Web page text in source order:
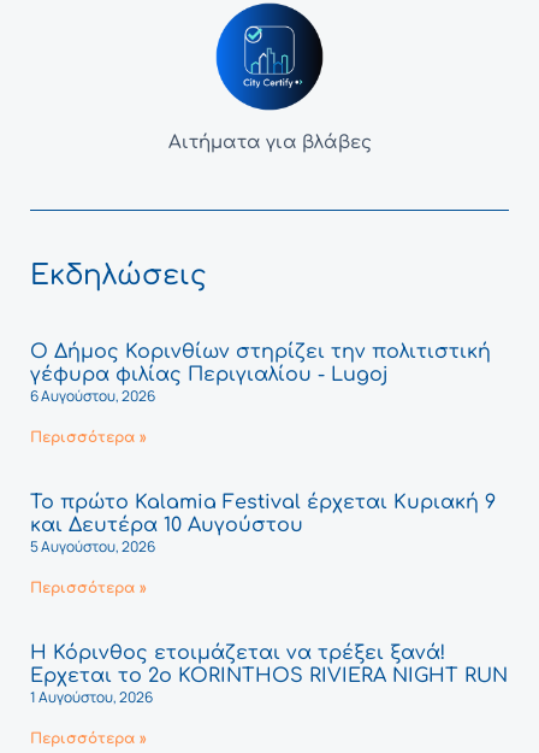
Αιτήματα για βλάβες
Εκδηλώσεις
Ο Δήμος Κορινθίων στηρίζει την πολιτιστική
γέφυρα φιλίας Περιγιαλίου - Lugoj
6 Αυγούστου, 2026
Περισσότερα »
Το πρώτο Kalamia Festival έρχεται Κυριακή 9
και Δευτέρα 10 Αυγούστου
5 Αυγούστου, 2026
Περισσότερα »
Η Κόρινθος ετοιμάζεται να τρέξει ξανά!
Έρχεται το 2ο KORINTHOS RIVIERA NIGHT RUN
1 Αυγούστου, 2026
Περισσότερα »